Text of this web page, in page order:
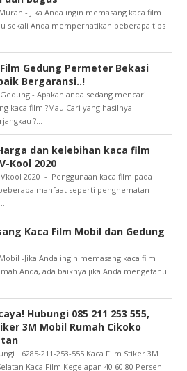
- Jika Anda ingin memasang kaca film
sekali Anda memperhatikan beberapa tips
Gedung Permeter Bekasi
Bergaransi..!
- Apakah anda sedang mencari
kaca film ?Mau Cari yang hasilnya
?...
dan kelebihan kaca film
Kool 2020
Vkool 2020 - Penggunaan kaca film pada
manfaat seperti penghematan
Kaca Film Mobil dan Gedung
-Jika Anda ingin memasang kaca film
Anda, ada baiknya jika Anda mengetahui
Hubungi 085 211 253 555,
3M Mobil Rumah Cikoko
+6285-211-253-555 Kaca Film Stiker 3M
Kaca Film Kegelapan 40 60 80 Persen